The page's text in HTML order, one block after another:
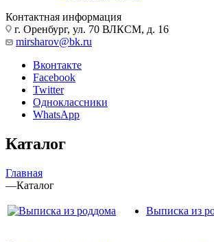
Контактная информация
г. Оренбург, ул. 70 ВЛКСМ, д. 16
mirsharov@bk.ru
Вконтакте
Facebook
Twitter
Одноклассники
WhatsApp
Каталог
Главная
—Каталог
Выписка из